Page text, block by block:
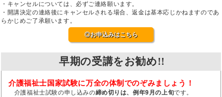
・キャンセルについては、必ずご連絡願います。
・開講決定の連絡後にキャンセルされる場合、返金は基本応じかねますのであ
らかじめご了承願います。
◎お申込みはこちら
早期の受講をお勧め!!
介護福祉士国家試験に万全の体制でのぞみましょう！
介護福祉士試験の申し込みの締め切りは、例年9月の上旬です。